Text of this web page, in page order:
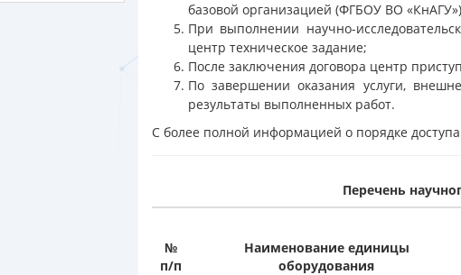
базовой организацией (ФГБОУ ВО
При выполнении научно-
центр техническое задание;
После заключения договора центр
По завершении оказания услуги,
результаты выполненных работ.
С более полной информацией о порядке
Перечень
№
п/п
Наименование единицы
оборудования